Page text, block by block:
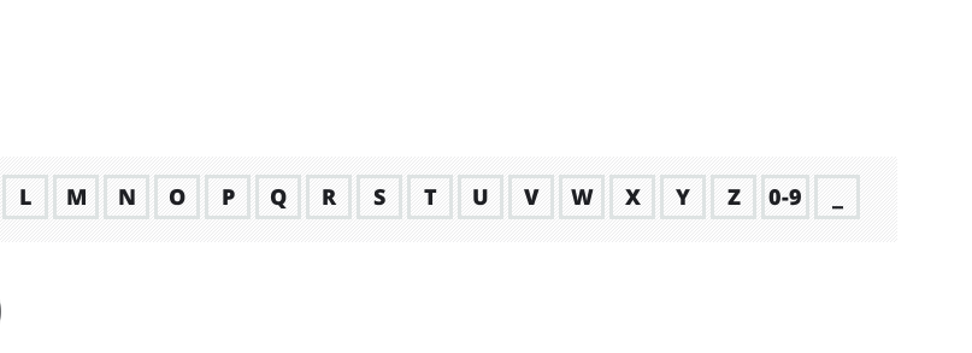
L M N O P Q R S T U V W X Y Z 0-9